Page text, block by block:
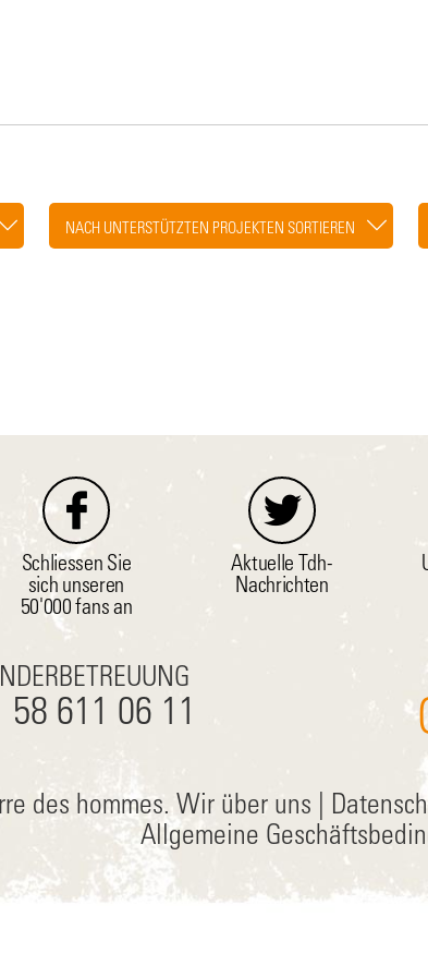
NACH UNTERSTÜTZTEN PROJEKTEN SORTIEREN
Schliessen Sie
sich unseren
50'000 fans an
Aktuelle Tdh-
Nachrichten
58 611 06 11
des hommes. Wir über uns
Allgemeine